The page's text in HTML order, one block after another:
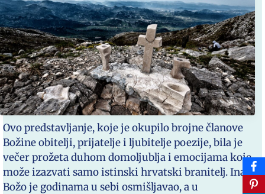
Ovo predstavljanje, koje je okupilo brojne članove
Božine obitelji, prijatelje i ljubitelje poezije, bila je
večer prožeta duhom domoljublja i emocijama koje
može izazvati samo istinski hrvatski branitelj. Inače,
Božo je godinama u sebi osmišljavao, a u